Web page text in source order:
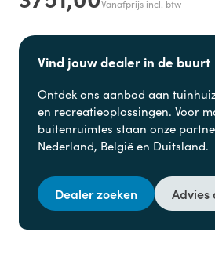
Vanafprijs incl. btw
Vind jouw dealer in de buurt
Ontdek ons aanbod aan
en recreatieoplossingen. Voor
buitenruimtes staan onze
Nederland, België en Duitsland.
Dealer zoeken Advies